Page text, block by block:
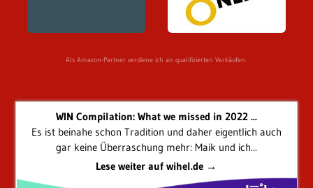
Als Amazon-Partner verdiene ich an qualifizierten Verkäufen.
WIN Compilation: What we missed in 2022 ...
Es ist beinahe schon Tradition und daher eigentlich auch
gar keine Überraschung mehr: Maik und ich...
Lese weiter auf wihel.de →